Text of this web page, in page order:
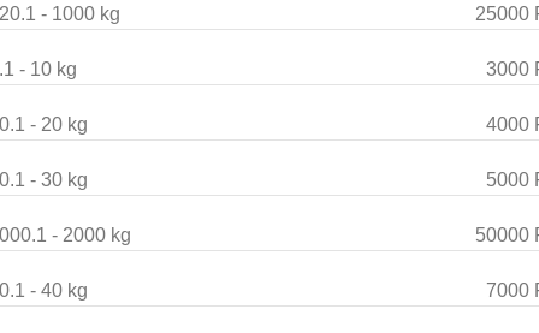
- 1000 kg 25000
- 10 kg 3000
- 20 kg 4000
- 30 kg 5000
- 2000 kg 50000
- 40 kg 7000